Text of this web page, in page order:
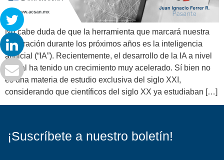
No cabe duda de que la herramienta que marcará nuestra
generación durante los próximos años es la inteligencia
artificial (“IA”). Recientemente, el desarrollo de la IA a nivel
global ha tenido un crecimiento muy acelerado. Sí bien no
es una materia de estudio exclusiva del siglo XXI,
considerando que científicos del siglo XX ya estudiaban […]
¡Suscríbete a nuestro boletín!